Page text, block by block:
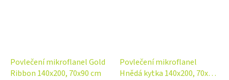
Povlečení mikroflanel Gold
Ribbon 140x200, 70x90 cm
Povlečení mikroflanel
Hnědá kytka 140x200, 70x90